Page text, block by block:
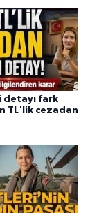
fark
TL'lik cezadan